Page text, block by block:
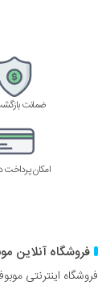
ضمانت
امکان
فروشگاه آنلاین
فروشگاه اینترنتی